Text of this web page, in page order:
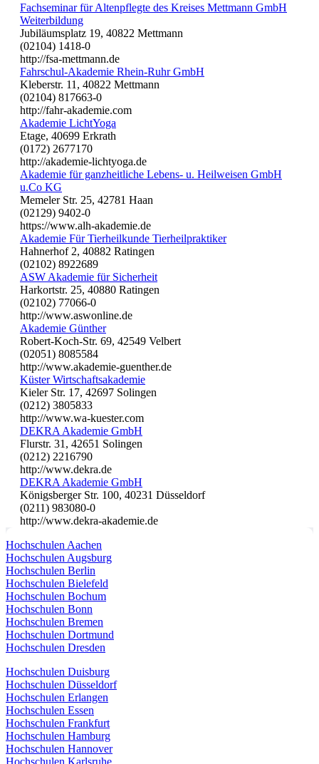
Fachseminar für Altenpflegte des Kreises Mettmann GmbH
Weiterbildung
Jubiläumsplatz 19, 40822 Mettmann
(02104) 1418-0
http://fsa-mettmann.de
Fahrschul-Akademie Rhein-Ruhr GmbH
Kleberstr. 11, 40822 Mettmann
(02104) 817663-0
http://fahr-akademie.com
Akademie LichtYoga
Etage, 40699 Erkrath
(0172) 2677170
http://akademie-lichtyoga.de
Akademie für ganzheitliche Lebens- u. Heilweisen GmbH
u.Co KG
Memeler Str. 25, 42781 Haan
(02129) 9402-0
https://www.alh-akademie.de
Akademie Für Tierheilkunde Tierheilpraktiker
Hahnerhof 2, 40882 Ratingen
(02102) 8922689
ASW Akademie für Sicherheit
Harkortstr. 25, 40880 Ratingen
(02102) 77066-0
http://www.aswonline.de
Akademie Günther
Robert-Koch-Str. 69, 42549 Velbert
(02051) 8085584
http://www.akademie-guenther.de
Küster Wirtschaftsakademie
Kieler Str. 17, 42697 Solingen
(0212) 3805833
http://www.wa-kuester.com
DEKRA Akademie GmbH
Flurstr. 31, 42651 Solingen
(0212) 2216790
http://www.dekra.de
DEKRA Akademie GmbH
Königsberger Str. 100, 40231 Düsseldorf
(0211) 983080-0
http://www.dekra-akademie.de
Hochschulen Aachen
Hochschulen Augsburg
Hochschulen Berlin
Hochschulen Bielefeld
Hochschulen Bochum
Hochschulen Bonn
Hochschulen Bremen
Hochschulen Dortmund
Hochschulen Dresden
Hochschulen Duisburg
Hochschulen Düsseldorf
Hochschulen Erlangen
Hochschulen Essen
Hochschulen Frankfurt
Hochschulen Hamburg
Hochschulen Hannover
Hochschulen Karlsruhe